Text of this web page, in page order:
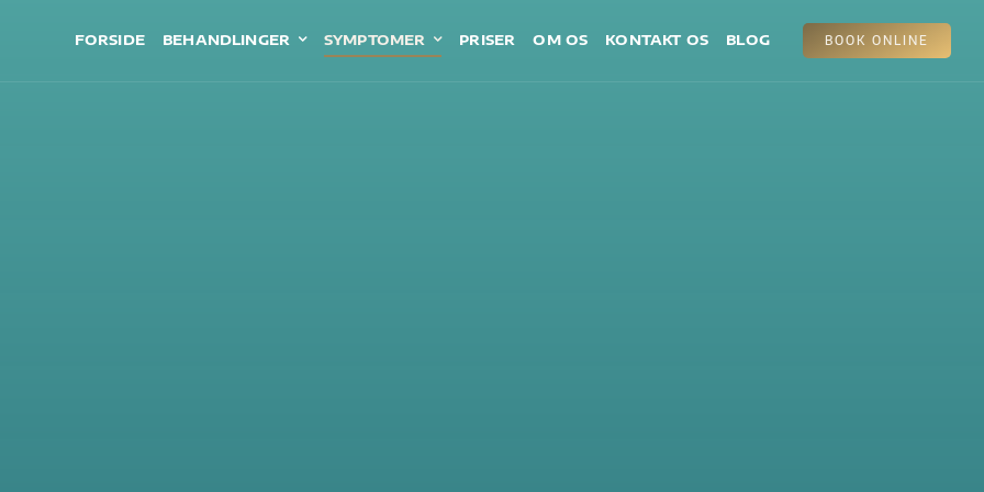
FORSIDE BEHANDLINGER SYMPTOMER PRISER OM OS KONTAKT OS BLOG BOOK ONLINE